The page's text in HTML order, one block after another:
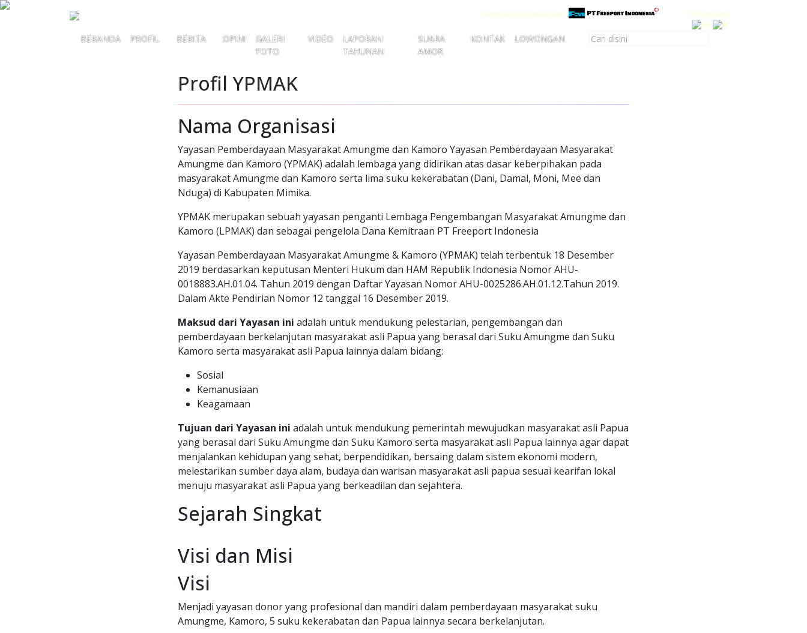
Pengelola Dana Kemitraan Pilih Bahasa :
BERANDA PROFIL BERITA OPINI
GALERI
FOTO
VIDEO
LAPORAN
TAHUNAN
SUARA
AMOR
KONTAK LOWONGAN
Profil YPMAK
Nama Organisasi
Yayasan Pemberdayaan Masyarakat Amungme dan Kamoro Yayasan Pemberdayaan Masyarakat
Amungme dan Kamoro (YPMAK) adalah lembaga yang didirikan atas dasar keberpihakan pada
masyarakat Amungme dan Kamoro serta lima suku kekerabatan (Dani, Damal, Moni, Mee dan
Nduga) di Kabupaten Mimika.
YPMAK merupakan sebuah yayasan penganti Lembaga Pengembangan Masyarakat Amungme dan
Kamoro (LPMAK) dan sebagai pengelola Dana Kemitraan PT Freeport Indonesia
Yayasan Pemberdayaan Masyarakat Amungme & Kamoro (YPMAK) telah terbentuk 18 Desember
2019 berdasarkan keputusan Menteri Hukum dan HAM Republik Indonesia Nomor AHU-
0018883.AH.01.04. Tahun 2019 dengan Daftar Yayasan Nomor AHU-0025286.AH.01.12.Tahun 2019.
Dalam Akte Pendirian Nomor 12 tanggal 16 Desember 2019.
Maksud dari Yayasan ini adalah untuk mendukung pelestarian, pengembangan dan
pemberdayaan berkelanjutan masyarakat asli Papua yang berasal dari Suku Amungme dan Suku
Kamoro serta masyarakat asli Papua lainnya dalam bidang:
Sosial
Kemanusiaan
Keagamaan
Tujuan dari Yayasan ini adalah untuk mendukung pemerintah mewujudkan masyarakat asli Papua
yang berasal dari Suku Amungme dan Suku Kamoro serta masyarakat asli Papua lainnya agar dapat
menjalankan kehidupan yang sehat, berpendidikan, bersaing dalam sistem ekonomi modern,
melestarikan sumber daya alam, budaya dan warisan masyarakat asli papua sesuai kearifan lokal
menuju masyarakat asli Papua yang berkeadilan dan sejahtera.
Sejarah Singkat
Visi dan Misi
Visi
Menjadi yayasan donor yang profesional dan mandiri dalam pemberdayaan masyarakat suku
Amungme, Kamoro, 5 suku kekerabatan dan Papua lainnya secara berkelanjutan.